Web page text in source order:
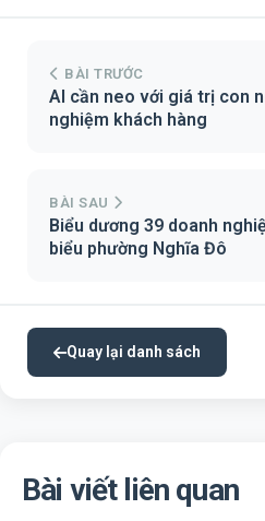
BÀI TRƯỚC
AI cần neo với giá trị con
nghiệm khách hàng
BÀI SAU
Biểu dương 39 doanh
biểu phường Nghĩa Đô
Quay lại danh sách
Bài viết liên quan